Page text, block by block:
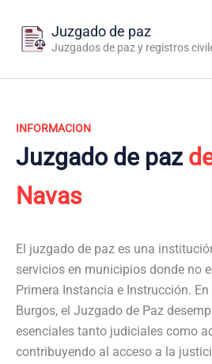
contenido
Juzgado de paz
Juzgados de paz y registros
INFORMACION
Juzgado de paz
Navas
El juzgado de paz es una
servicios en municipios donde no
Primera Instancia e Instrucción.
Burgos, el Juzgado de Paz
esenciales tanto judiciales como
contribuyendo al acceso a la